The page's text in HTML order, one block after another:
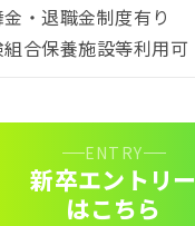
・退職金制度有り
合保養施設等利用可
ENTRY
新卒エントリー
はこちら